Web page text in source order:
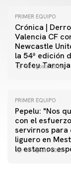
PRIMER EQUIPO
Crónica |
Valencia CF
Newcastle
la 54ª edición
Trofeu
08 agosto 2026
PRIMER EQUIPO
Pepelu: "Nos
con el
servirnos para
liguero en
lo estamos
08 agosto 2026
PRIMER EQUIPO
Las fotos del